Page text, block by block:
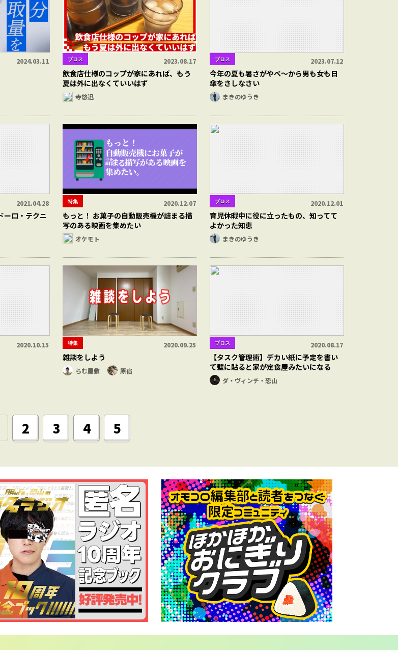
2024.03.11 ブロス 2023.08.17
飲食店仕様のコップが家にあれば、もう
夏は外に出なくていいはず
寺悠迅
ブロス 2023.07.12
今年の夏も暑さがやべ〜から男も女も日
傘をさしなさい
まきのゆうき
2021.04.28
ーロ・テクニ
特集 2020.12.07
もっと！ お菓子の自動販売機が詰まる描
写のある映画を集めたい
オケモト
ブロス 2020.12.01
育児休暇中に役に立ったもの、知ってて
よかった知恵
まきのゆうき
2020.10.15 特集 2020.09.25
雑談をしよう
らむ屋敷 原宿
ブロス 2020.08.17
【タスク管理術】デカい紙に予定を書い
て壁に貼ると家が定食屋みたいになる
ダ・ヴィンチ・恐山
2 3 4 5